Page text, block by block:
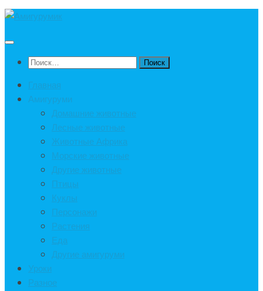
Под
Найти:
Главная
Амигуруми
Домашние животные
Лесные животные
Животные Африка
Морские животные
Другие животные
Птицы
Куклы
Персонажи
Растения
Еда
Другие амигуруми
Уроки
Разное